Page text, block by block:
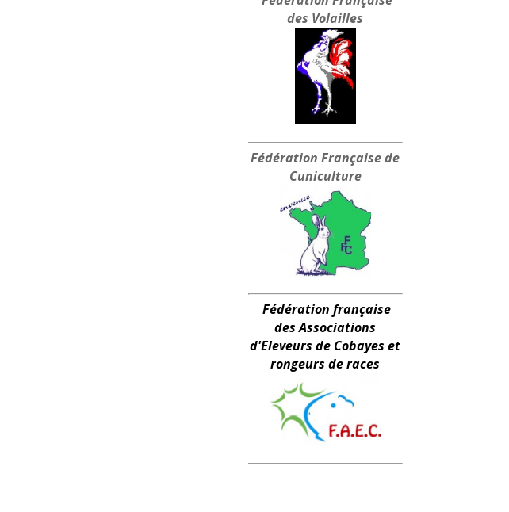
des Volailles
Fédération Françaisede
Cuniculture
Fédération française
des Associations
d'Eleveurs de Cobayes et
rongeurs de races